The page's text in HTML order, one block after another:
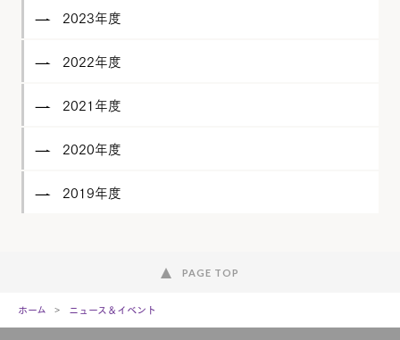
2023年度
2022年度
2021年度
2020年度
2019年度
PAGE TOP
ホーム ニュース＆イベント